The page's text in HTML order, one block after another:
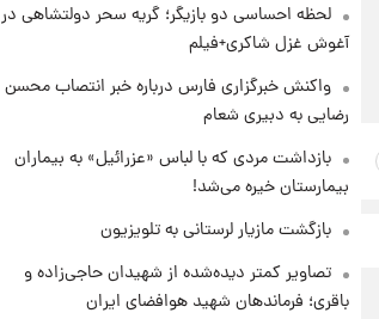
منتشر شد
۱ روز پیش
جدول قیمت ایران‌خودرو امروز
جمعه ۱۶ مرداد؛ قیمت‌ها تغییر کرد
۱ روز پیش
مرداد ۱۴۰۵ +جدول
لحظه احساسی دو بازیگر؛ گریه سحر دولتشاهی در
آغوش غزل شاکری+فیلم
واکنش خبرگزاری فارس درباره خبر انتصاب محسن
رضایی به دبیری شعام
بازداشت مردی که با لباس «عزرائیل» به بیماران
بیمارستان خیره می‌شد!
بازگشت مازیار لرستانی به تلویزیون
تصاویر کمتر دیده‌شده از شهیدان حاجی‌زاده و
باقری؛ فرماندهان شهید هوافضای ایران